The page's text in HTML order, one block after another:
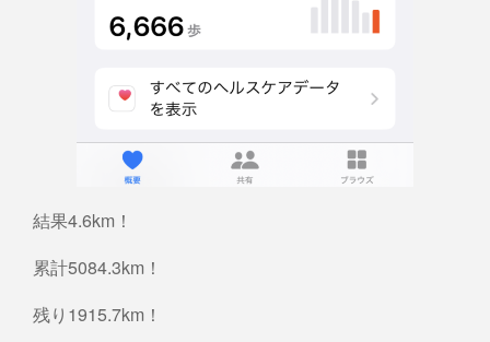
結果4.6km！
累計5084.3km！
残り1915.7km！